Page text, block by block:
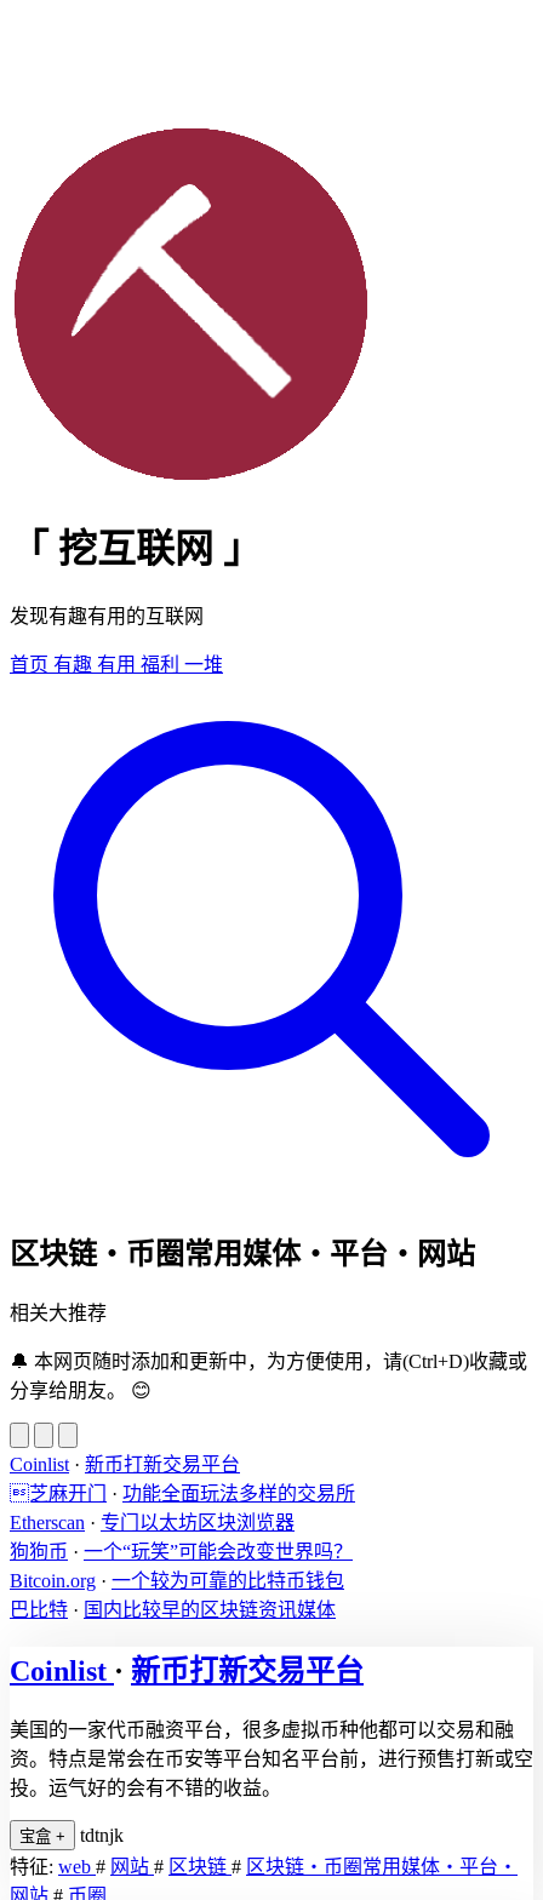
「 挖互联网 」
发现有趣有用的互联网
首页 有趣 有用 福利 一堆
区块链・币圈常用媒体・平台・网站
相关大推荐
🔔 本网页随时添加和更新中，为方便使用，请(Ctrl+D)收藏或
分享给朋友。 😊
Coinlist · 新币打新交易平台
芝麻开门
· 功能全面玩法多样的交易所
Etherscan · 专门以太坊区块浏览器
狗狗币 · 一个“玩笑”可能会改变世界吗？
Bitcoin.org · 一个较为可靠的比特币钱包
巴比特 · 国内比较早的区块链资讯媒体
Coinlist · 新币打新交易平台
美国的一家代币融资平台，很多虚拟币种他都可以交易和融
资。特点是常会在币安等平台知名平台前，进行预售打新或空
投。运气好的会有不错的收益。
宝盒 +
tdtnjk
特征: web # 网站 # 区块链 # 区块链・币圈常用媒体・平台・
网站 # 币圈